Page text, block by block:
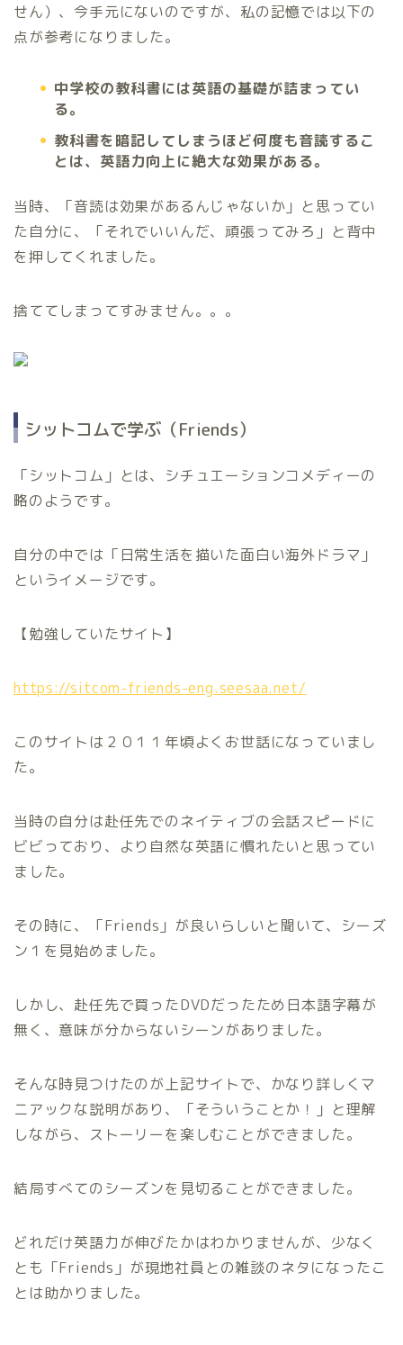
せん）、今手元にないのですが、私の記憶では以下の
点が参考になりました。
中学校の教科書には英語の基礎が詰まってい
る。
教科書を暗記してしまうほど何度も音読するこ
とは、英語力向上に絶大な効果がある。
当時、「音読は効果があるんじゃないか」と思ってい
た自分に、「それでいいんだ、頑張ってみろ」と背中
を押してくれました。
捨ててしまってすみません。。。
シットコムで学ぶ（Friends）
「シットコム」とは、シチュエーションコメディーの
略のようです。
自分の中では「日常生活を描いた面白い海外ドラマ」
というイメージです。
【勉強していたサイト】
https://sitcom-friends-eng.seesaa.net/
このサイトは２０１１年頃よくお世話になっていまし
た。
当時の自分は赴任先でのネイティブの会話スピードに
ビビっており、より自然な英語に慣れたいと思ってい
ました。
その時に、「Friends」が良いらしいと聞いて、シーズ
ン１を見始めました。
しかし、赴任先で買ったDVDだったため日本語字幕が
無く、意味が分からないシーンがありました。
そんな時見つけたのが上記サイトで、かなり詳しくマ
ニアックな説明があり、「そういうことか！」と理解
しながら、ストーリーを楽しむことができました。
結局すべてのシーズンを見切ることができました。
どれだけ英語力が伸びたかはわかりませんが、少なく
とも「Friends」が現地社員との雑談のネタになったこ
とは助かりました。